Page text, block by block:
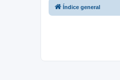
Índice general